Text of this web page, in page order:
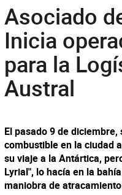
Asociado
Inicia
para la
Austral
El pasado 9 de
combustible en la ciudad
su viaje a la Antártica,
Lyrial", lo hacía en la
maniobra de